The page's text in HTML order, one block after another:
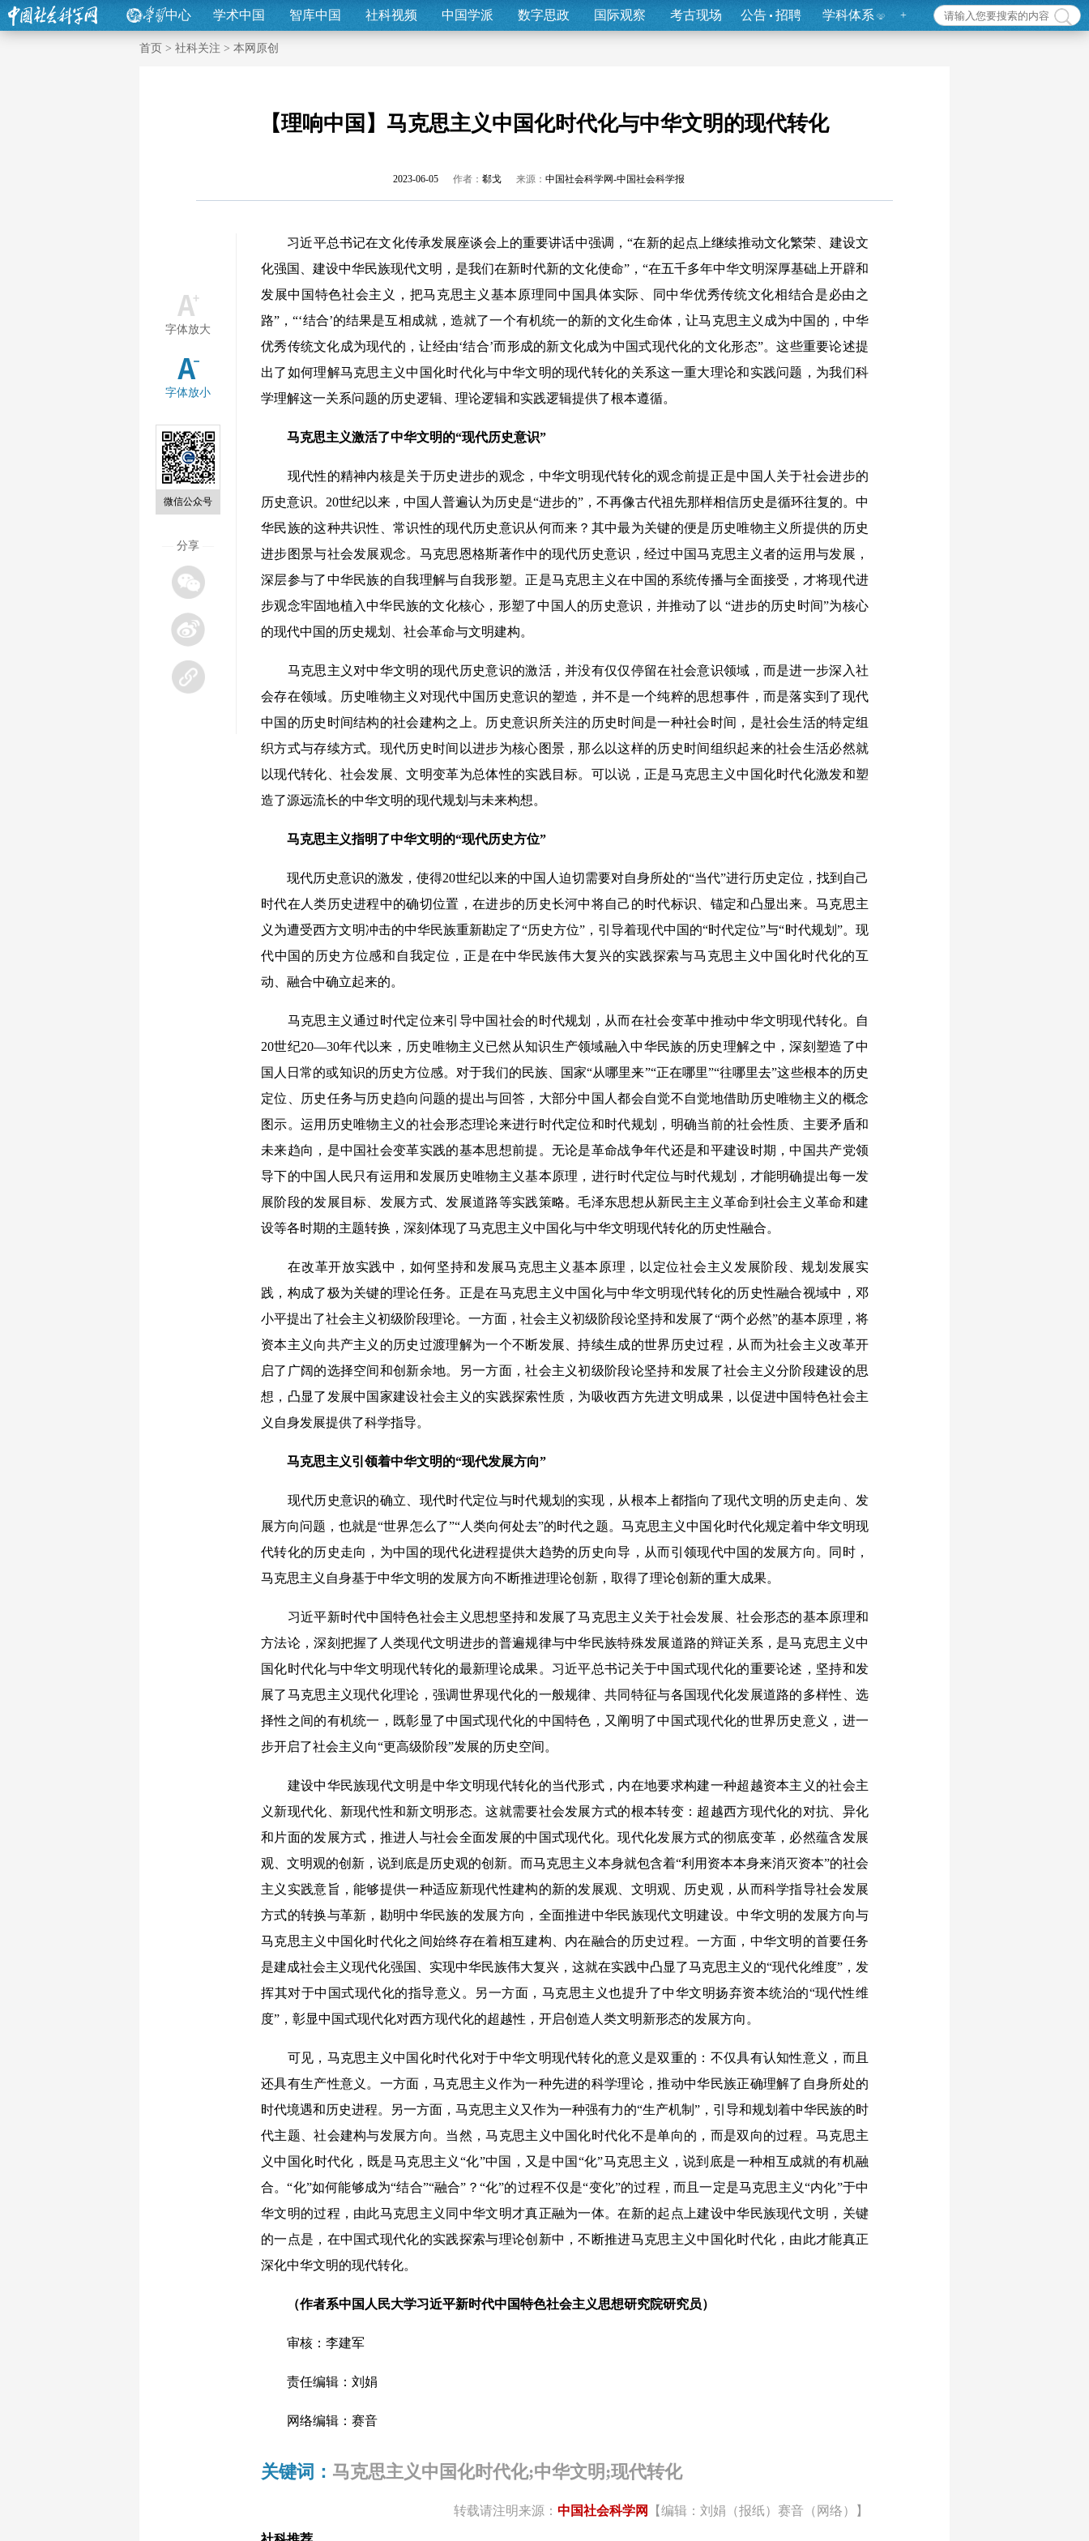
中心 学术中国 智库中国 社科视频 中国学派 数字思政 国际观察 考古现场 公告 招聘 学科体系 +
首页 > 社科关注 > 本网原创
【理响中国】马克思主义中国化时代化与中华文明的现代转化
2023-06-05 作者： 郗戈 来源： 中国社会科学网-中国社会科学报
字体放大
字体放小
微信公众号
分享
习近平总书记在文化传承发展座谈会上的重要讲话中强调，“在新的起点上继续推动文化繁荣、建设文
化强国、建设中华民族现代文明，是我们在新时代新的文化使命”，“在五千多年中华文明深厚基础上开辟和
发展中国特色社会主义，把马克思主义基本原理同中国具体实际、同中华优秀传统文化相结合是必由之
路”，“‘结合’的结果是互相成就，造就了一个有机统一的新的文化生命体，让马克思主义成为中国的，中华
优秀传统文化成为现代的，让经由‘结合’而形成的新文化成为中国式现代化的文化形态”。这些重要论述提
出了如何理解马克思主义中国化时代化与中华文明的现代转化的关系这一重大理论和实践问题，为我们科
学理解这一关系问题的历史逻辑、理论逻辑和实践逻辑提供了根本遵循。
马克思主义激活了中华文明的“现代历史意识”
现代性的精神内核是关于历史进步的观念，中华文明现代转化的观念前提正是中国人关于社会进步的
历史意识。20世纪以来，中国人普遍认为历史是“进步的”，不再像古代祖先那样相信历史是循环往复的。中
华民族的这种共识性、常识性的现代历史意识从何而来？其中最为关键的便是历史唯物主义所提供的历史
进步图景与社会发展观念。马克思恩格斯著作中的现代历史意识，经过中国马克思主义者的运用与发展，
深层参与了中华民族的自我理解与自我形塑。正是马克思主义在中国的系统传播与全面接受，才将现代进
步观念牢固地植入中华民族的文化核心，形塑了中国人的历史意识，并推动了以 “进步的历史时间”为核心
的现代中国的历史规划、社会革命与文明建构。
马克思主义对中华文明的现代历史意识的激活，并没有仅仅停留在社会意识领域，而是进一步深入社
会存在领域。历史唯物主义对现代中国历史意识的塑造，并不是一个纯粹的思想事件，而是落实到了现代
中国的历史时间结构的社会建构之上。历史意识所关注的历史时间是一种社会时间，是社会生活的特定组
织方式与存续方式。现代历史时间以进步为核心图景，那么以这样的历史时间组织起来的社会生活必然就
以现代转化、社会发展、文明变革为总体性的实践目标。可以说，正是马克思主义中国化时代化激发和塑
造了源远流长的中华文明的现代规划与未来构想。
马克思主义指明了中华文明的“现代历史方位”
现代历史意识的激发，使得20世纪以来的中国人迫切需要对自身所处的“当代”进行历史定位，找到自己
时代在人类历史进程中的确切位置，在进步的历史长河中将自己的时代标识、锚定和凸显出来。马克思主
义为遭受西方文明冲击的中华民族重新勘定了“历史方位”，引导着现代中国的“时代定位”与“时代规划”。现
代中国的历史方位感和自我定位，正是在中华民族伟大复兴的实践探索与马克思主义中国化时代化的互
动、融合中确立起来的。
马克思主义通过时代定位来引导中国社会的时代规划，从而在社会变革中推动中华文明现代转化。自
20世纪20—30年代以来，历史唯物主义已然从知识生产领域融入中华民族的历史理解之中，深刻塑造了中
国人日常的或知识的历史方位感。对于我们的民族、国家“从哪里来”“正在哪里”“往哪里去”这些根本的历史
定位、历史任务与历史趋向问题的提出与回答，大部分中国人都会自觉不自觉地借助历史唯物主义的概念
图示。运用历史唯物主义的社会形态理论来进行时代定位和时代规划，明确当前的社会性质、主要矛盾和
未来趋向，是中国社会变革实践的基本思想前提。无论是革命战争年代还是和平建设时期，中国共产党领
导下的中国人民只有运用和发展历史唯物主义基本原理，进行时代定位与时代规划，才能明确提出每一发
展阶段的发展目标、发展方式、发展道路等实践策略。毛泽东思想从新民主主义革命到社会主义革命和建
设等各时期的主题转换，深刻体现了马克思主义中国化与中华文明现代转化的历史性融合。
在改革开放实践中，如何坚持和发展马克思主义基本原理，以定位社会主义发展阶段、规划发展实
践，构成了极为关键的理论任务。正是在马克思主义中国化与中华文明现代转化的历史性融合视域中，邓
小平提出了社会主义初级阶段理论。一方面，社会主义初级阶段论坚持和发展了“两个必然”的基本原理，将
资本主义向共产主义的历史过渡理解为一个不断发展、持续生成的世界历史过程，从而为社会主义改革开
启了广阔的选择空间和创新余地。另一方面，社会主义初级阶段论坚持和发展了社会主义分阶段建设的思
想，凸显了发展中国家建设社会主义的实践探索性质，为吸收西方先进文明成果，以促进中国特色社会主
义自身发展提供了科学指导。
马克思主义引领着中华文明的“现代发展方向”
现代历史意识的确立、现代时代定位与时代规划的实现，从根本上都指向了现代文明的历史走向、发
展方向问题，也就是“世界怎么了”“人类向何处去”的时代之题。马克思主义中国化时代化规定着中华文明现
代转化的历史走向，为中国的现代化进程提供大趋势的历史向导，从而引领现代中国的发展方向。同时，
马克思主义自身基于中华文明的发展方向不断推进理论创新，取得了理论创新的重大成果。
习近平新时代中国特色社会主义思想坚持和发展了马克思主义关于社会发展、社会形态的基本原理和
方法论，深刻把握了人类现代文明进步的普遍规律与中华民族特殊发展道路的辩证关系，是马克思主义中
国化时代化与中华文明现代转化的最新理论成果。习近平总书记关于中国式现代化的重要论述，坚持和发
展了马克思主义现代化理论，强调世界现代化的一般规律、共同特征与各国现代化发展道路的多样性、选
择性之间的有机统一，既彰显了中国式现代化的中国特色，又阐明了中国式现代化的世界历史意义，进一
步开启了社会主义向“更高级阶段”发展的历史空间。
建设中华民族现代文明是中华文明现代转化的当代形式，内在地要求构建一种超越资本主义的社会主
义新现代化、新现代性和新文明形态。这就需要社会发展方式的根本转变：超越西方现代化的对抗、异化
和片面的发展方式，推进人与社会全面发展的中国式现代化。现代化发展方式的彻底变革，必然蕴含发展
观、文明观的创新，说到底是历史观的创新。而马克思主义本身就包含着“利用资本本身来消灭资本”的社会
主义实践意旨，能够提供一种适应新现代性建构的新的发展观、文明观、历史观，从而科学指导社会发展
方式的转换与革新，勘明中华民族的发展方向，全面推进中华民族现代文明建设。中华文明的发展方向与
马克思主义中国化时代化之间始终存在着相互建构、内在融合的历史过程。一方面，中华文明的首要任务
是建成社会主义现代化强国、实现中华民族伟大复兴，这就在实践中凸显了马克思主义的“现代化维度”，发
挥其对于中国式现代化的指导意义。另一方面，马克思主义也提升了中华文明扬弃资本统治的“现代性维
度”，彰显中国式现代化对西方现代化的超越性，开启创造人类文明新形态的发展方向。
可见，马克思主义中国化时代化对于中华文明现代转化的意义是双重的：不仅具有认知性意义，而且
还具有生产性意义。一方面，马克思主义作为一种先进的科学理论，推动中华民族正确理解了自身所处的
时代境遇和历史进程。另一方面，马克思主义又作为一种强有力的“生产机制”，引导和规划着中华民族的时
代主题、社会建构与发展方向。当然，马克思主义中国化时代化不是单向的，而是双向的过程。马克思主
义中国化时代化，既是马克思主义“化”中国，又是中国“化”马克思主义，说到底是一种相互成就的有机融
合。“化”如何能够成为“结合”“融合”？“化”的过程不仅是“变化”的过程，而且一定是马克思主义“内化”于中
华文明的过程，由此马克思主义同中华文明才真正融为一体。在新的起点上建设中华民族现代文明，关键
的一点是，在中国式现代化的实践探索与理论创新中，不断推进马克思主义中国化时代化，由此才能真正
深化中华文明的现代转化。
（作者系中国人民大学习近平新时代中国特色社会主义思想研究院研究员）
审核：李建军
责任编辑：刘娟
网络编辑：赛音
关键词： 马克思主义中国化时代化;中华文明;现代转化
转载请注明来源： 中国社会科学网 【编辑：刘娟（报纸）赛音（网络）】